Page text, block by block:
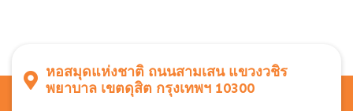
หอสมุดแห่งชาติ ถนนสามเสน แขวงวชิร
พยาบาล เขตดุสิต กรุงเทพฯ 10300